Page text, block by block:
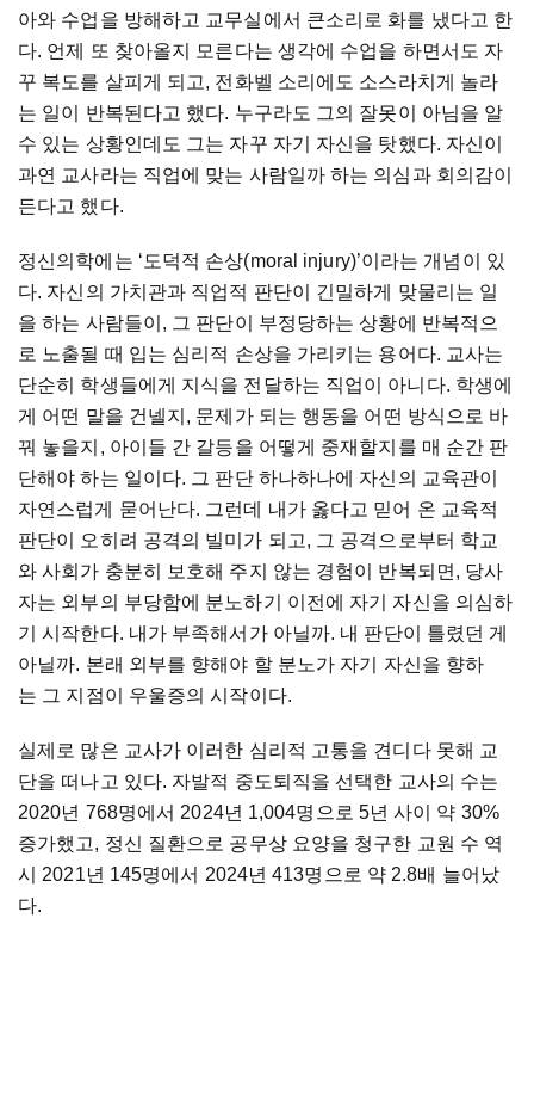
아와 수업을 방해하고 교무실에서 큰소리로 화를 냈다고 한
다. 언제 또 찾아올지 모른다는 생각에 수업을 하면서도 자
꾸 복도를 살피게 되고, 전화벨 소리에도 소스라치게 놀라
는 일이 반복된다고 했다. 누구라도 그의 잘못이 아님을 알
수 있는 상황인데도 그는 자꾸 자기 자신을 탓했다. 자신이
과연 교사라는 직업에 맞는 사람일까 하는 의심과 회의감이
든다고 했다.
정신의학에는 ‘도덕적 손상(moral injury)’이라는 개념이 있
다. 자신의 가치관과 직업적 판단이 긴밀하게 맞물리는 일
을 하는 사람들이, 그 판단이 부정당하는 상황에 반복적으
로 노출될 때 입는 심리적 손상을 가리키는 용어다. 교사는
단순히 학생들에게 지식을 전달하는 직업이 아니다. 학생에
게 어떤 말을 건넬지, 문제가 되는 행동을 어떤 방식으로 바
꿔 놓을지, 아이들 간 갈등을 어떻게 중재할지를 매 순간 판
단해야 하는 일이다. 그 판단 하나하나에 자신의 교육관이
자연스럽게 묻어난다. 그런데 내가 옳다고 믿어 온 교육적
판단이 오히려 공격의 빌미가 되고, 그 공격으로부터 학교
와 사회가 충분히 보호해 주지 않는 경험이 반복되면, 당사
자는 외부의 부당함에 분노하기 이전에 자기 자신을 의심하
기 시작한다. 내가 부족해서가 아닐까. 내 판단이 틀렸던 게
아닐까. 본래 외부를 향해야 할 분노가 자기 자신을 향하
는 그 지점이 우울증의 시작이다.
실제로 많은 교사가 이러한 심리적 고통을 견디다 못해 교
단을 떠나고 있다. 자발적 중도퇴직을 선택한 교사의 수는
2020년 768명에서 2024년 1,004명으로 5년 사이 약 30%
증가했고, 정신 질환으로 공무상 요양을 청구한 교원 수 역
시 2021년 145명에서 2024년 413명으로 약 2.8배 늘어났
다.